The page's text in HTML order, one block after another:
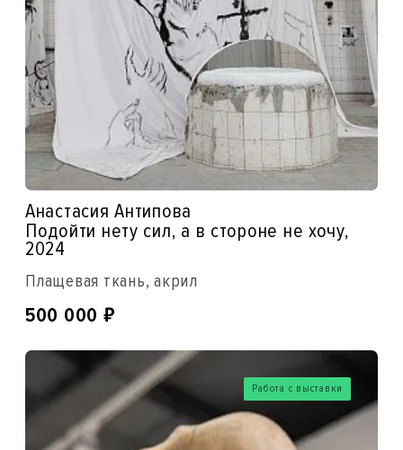
Анастасия Антипова
Подойти нету сил, а в стороне не хочу,
2024
Плащевая ткань, акрил
500 000 ₽
Работа с выставки